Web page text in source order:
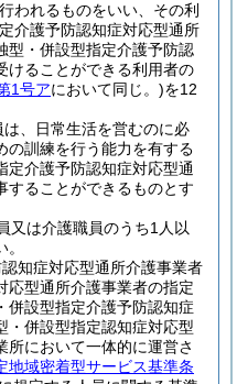
われるものをいい、その利
介護予防認知症対応型通所
型・併設型指定介護予防認
けることができる利用者の
1号アにおいて同じ。)を12
、日常生活を営むのに必
の訓練を行う能力を有する
定介護予防認知症対応型通
することができるものとす
又は介護職員のうち1人以
知症対応型通所介護事業者
応型通所介護事業者の指定
併設型指定介護予防認知症
・併設型指定認知症対応型
所において一体的に運営さ
地域密着型サービス基準条